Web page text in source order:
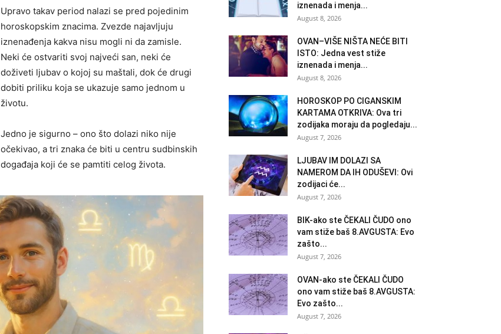
Upravo takav period nalazi se pred pojedinim
horoskopskim znacima. Zvezde najavljuju
iznenađenja kakva nisu mogli ni da zamisle.
Neki će ostvariti svoj najveći san, neki će
doživeti ljubav o kojoj su maštali, dok će drugi
dobiti priliku koja se ukazuje samo jednom u
životu.
Jedno je sigurno – ono što dolazi niko nije
očekivao, a tri znaka će biti u centru sudbinskih
događaja koji će se pamtiti celog života.
iznenada i menja...
August 8, 2026
OVAN–VIŠE NIŠTA NEĆE BITI
ISTO: Jedna vest stiže
iznenada i menja...
August 8, 2026
HOROSKOP PO CIGANSKIM
KARTAMA OTKRIVA: Ova tri
zodijaka moraju da pogledaju...
August 7, 2026
LJUBAV IM DOLAZI SA
NAMEROM DA IH ODUŠEVI: Ovi
zodijaci će...
August 7, 2026
BIK-ako ste ČEKALI ČUDO ono
vam stiže baš 8.AVGUSTA: Evo
zašto...
August 7, 2026
OVAN-ako ste ČEKALI ČUDO
ono vam stiže baš 8.AVGUSTA:
Evo zašto...
August 7, 2026